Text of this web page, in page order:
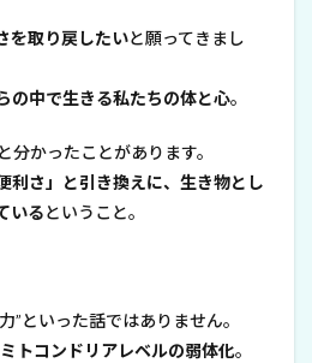
を取り戻したいと願ってきまし
らの中で生きる私たちの体と心。
分かったことがあります。
利さ」と引き換えに、生き物とし
いるということ。
”といった話ではありません。
トコンドリアレベルの弱体化。